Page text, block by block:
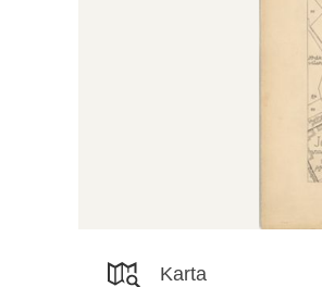
Karta